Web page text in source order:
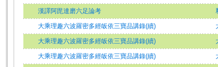
漢譯阿毘達磨六足論考
大乘理趣六波羅密多經皈依三寶品講錄(續)
大乘理趣六波羅密多經皈依三寶品講錄(續)
大乘理趣六波羅密多經皈依三寶品講錄(續)